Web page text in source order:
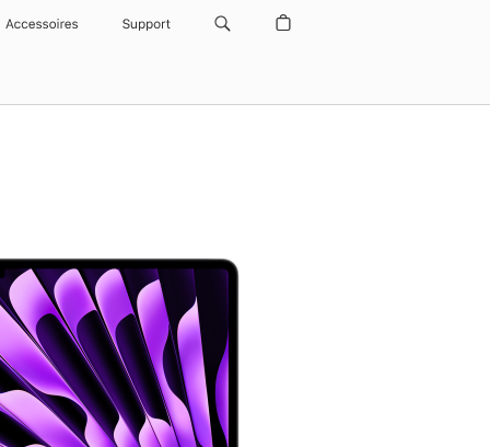
Accessoires Support